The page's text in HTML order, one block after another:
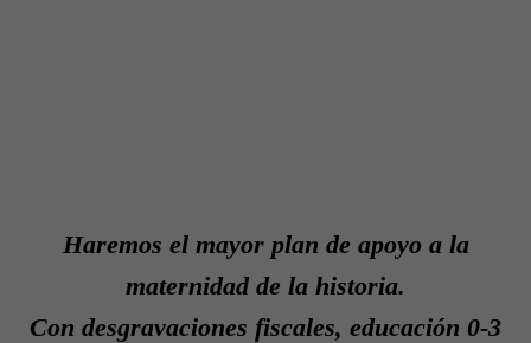
Haremos el mayor plan de apoyo a la
maternidad de la historia.
Con desgravaciones fiscales, educación 0-3